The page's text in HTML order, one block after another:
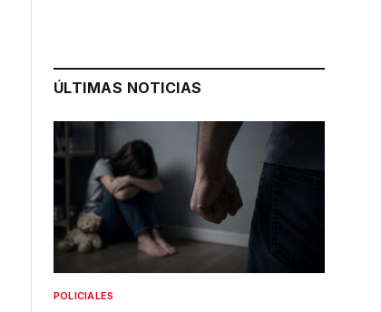
ÚLTIMAS NOTICIAS
POLICIALES